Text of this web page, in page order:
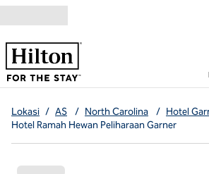
Lompati ke Konten
Lokasi / AS / North Carolina / Hotel
Hotel Ramah Hewan Peliharaan Garner